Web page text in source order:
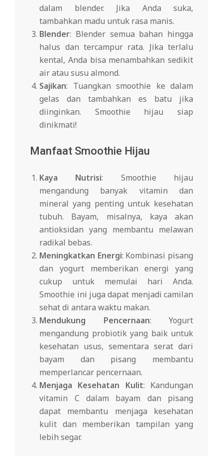
dalam blender. Jika Anda suka,
tambahkan madu untuk rasa manis.
Blender: Blender semua bahan hingga
halus dan tercampur rata. Jika terlalu
kental, Anda bisa menambahkan sedikit
air atau susu almond.
Sajikan: Tuangkan smoothie ke dalam
gelas dan tambahkan es batu jika
diinginkan. Smoothie hijau siap
dinikmati!
Manfaat Smoothie Hijau
Kaya Nutrisi: Smoothie hijau
mengandung banyak vitamin dan
mineral yang penting untuk kesehatan
tubuh. Bayam, misalnya, kaya akan
antioksidan yang membantu melawan
radikal bebas.
Meningkatkan Energi: Kombinasi pisang
dan yogurt memberikan energi yang
cukup untuk memulai hari Anda.
Smoothie ini juga dapat menjadi camilan
sehat di antara waktu makan.
Mendukung Pencernaan: Yogurt
mengandung probiotik yang baik untuk
kesehatan usus, sementara serat dari
bayam dan pisang membantu
memperlancar pencernaan.
Menjaga Kesehatan Kulit: Kandungan
vitamin C dalam bayam dan pisang
dapat membantu menjaga kesehatan
kulit dan memberikan tampilan yang
lebih segar.